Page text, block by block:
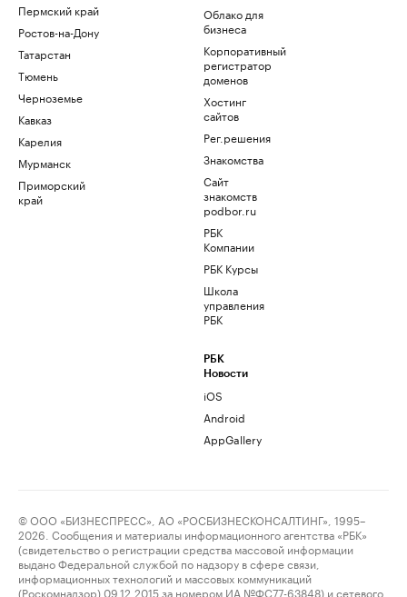
Пермский край
Ростов-на-Дону
Татарстан
Тюмень
Черноземье
Кавказ
Карелия
Мурманск
Приморский
край
Облако для
бизнеса
Корпоративный
регистратор
доменов
Хостинг
сайтов
Рег.решения
Знакомства
Сайт
знакомств
podbor.ru
РБК
Компании
РБК Курсы
Школа
управления
РБК
РБК
Новости
iOS
Android
AppGallery
© ООО «БИЗНЕСПРЕСС», АО «РОСБИЗНЕСКОНСАЛТИНГ», 1995–
2026. Сообщения и материалы информационного агентства «РБК»
(свидетельство о регистрации средства массовой информации
выдано Федеральной службой по надзору в сфере связи,
информационных технологий и массовых коммуникаций
(Роскомнадзор) 09.12.2015 за номером ИА №ФС77-63848) и сетевого